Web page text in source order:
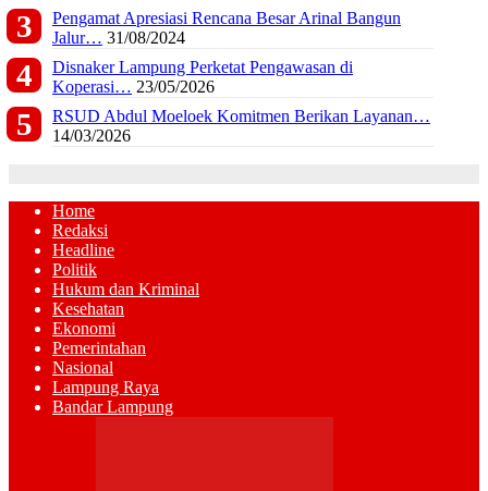
Pengamat Apresiasi Rencana Besar Arinal Bangun
Jalur… 31/08/2024
Disnaker Lampung Perketat Pengawasan di
Koperasi… 23/05/2026
RSUD Abdul Moeloek Komitmen Berikan Layanan…
14/03/2026
Home
Redaksi
Headline
Politik
Hukum dan Kriminal
Kesehatan
Ekonomi
Pemerintahan
Nasional
Lampung Raya
Bandar Lampung